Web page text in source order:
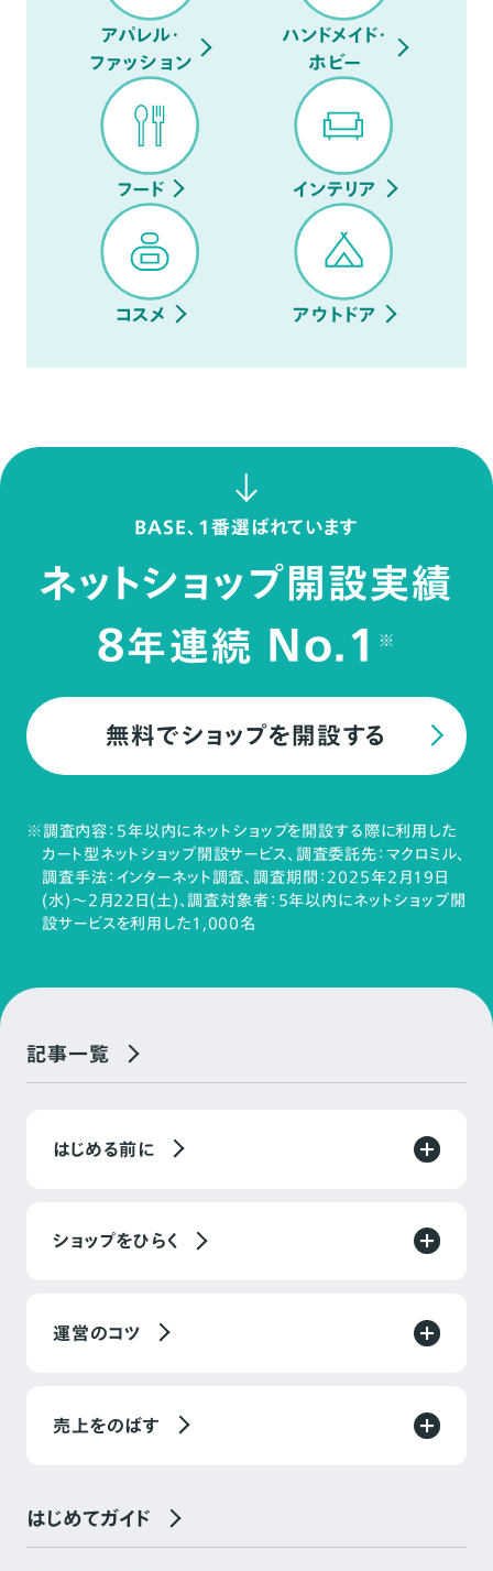
アパレル・
ファッション
ハンドメイド・
ホビー
フード インテリア
コスメ アウトドア
BASE、1番選ばれています
ネットショップ開設実績
8年連続 No.1 ※
無料でショップを開設する
※調査内容：5年以内にネットショップを開設する際に利用した
カート型ネットショップ開設サービス、調査委託先：マクロミル、
調査手法：インターネット調査、調査期間：2025年2月19日
(水)～2月22日(土)、調査対象者：5年以内にネットショップ開
設サービスを利用した1,000名
記事一覧
はじめる前に
ショップをひらく
運営のコツ
売上をのばす
はじめてガイド